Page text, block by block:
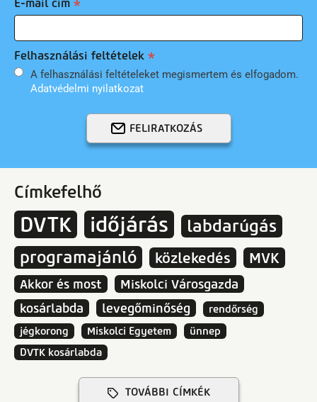
E-mail cím
Felhasználási feltételek
A felhasználási feltételeket megismertem és elfogadom.
Adatvédelmi nyilatkozat
FELIRATKOZÁS
Címkefelhő
DVTK időjárás
labdarúgás
programajánló
közlekedés MVK
Akkor és most
Miskolci Városgazda
kosárlabda
levegőminőség
rendőrség
jégkorong
Miskolci Egyetem
ünnep
DVTK kosárlabda
TOVÁBBI CÍMKÉK